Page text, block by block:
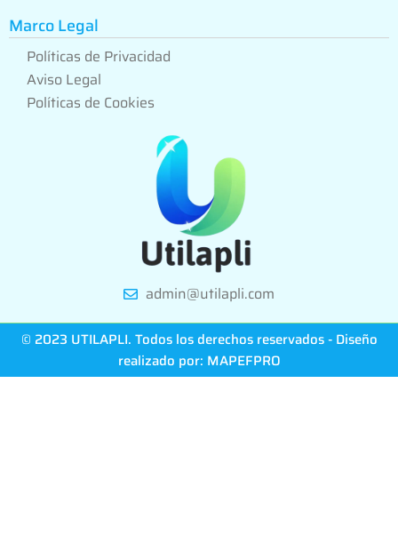
admin@utilapli.com
Marco Legal
Políticas de Privacidad
Aviso Legal
Políticas de Cookies
© 2023 UTILAPLI. Todos los derechos reservados - Diseño
realizado por: MAPEFPRO